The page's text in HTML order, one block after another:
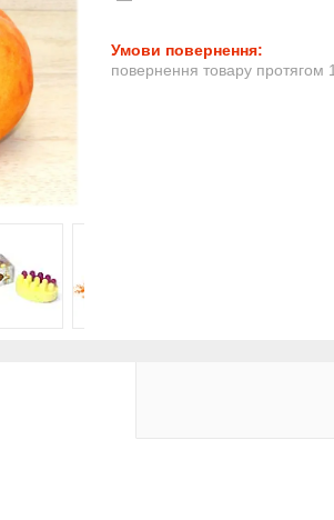
повернення товару протягом